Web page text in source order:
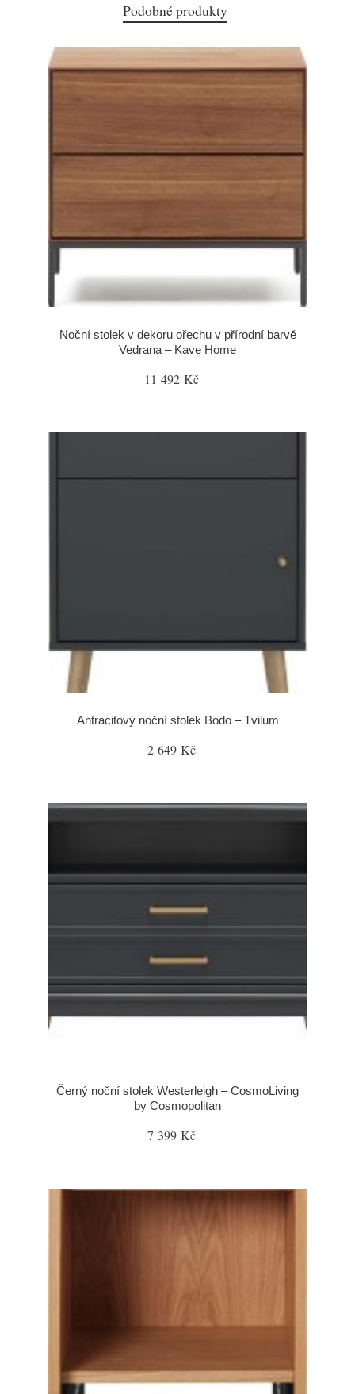
Podobné produkty
Noční stolek v dekoru ořechu v přírodní barvě
Vedrana – Kave Home
11 492 Kč
Antracitový noční stolek Bodo – Tvilum
2 649 Kč
Černý noční stolek Westerleigh – CosmoLiving
by Cosmopolitan
7 399 Kč